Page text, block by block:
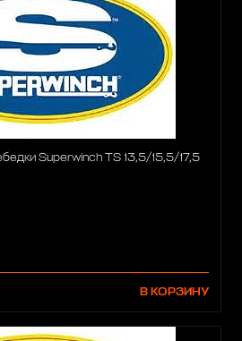
Superwinch TS 13,5/15,5/17,5
В КОРЗИНУ